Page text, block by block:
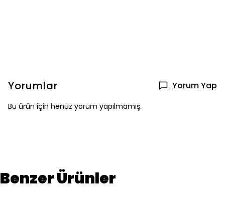
Yorumlar Yorum Yap
Bu ürün için henüz yorum yapılmamış.
Benzer Ürünler